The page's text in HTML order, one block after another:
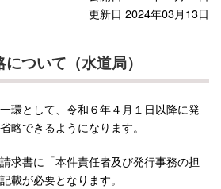
更新日 2024年03月13日
ついて（水道局）
環として、令和６年４月１日以降に発
略できるようになります。
求書に「本件責任者及び発行事務の担
載が必要となります。